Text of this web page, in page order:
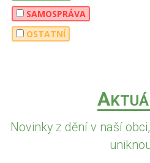
SAMOSPRÁVA
OSTATNÍ
A
Novinky z dění v naší